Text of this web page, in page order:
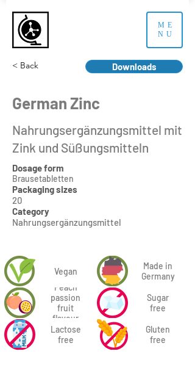
ME
NU
< Back Downloads
German Zinc
Nahrungsergänzungsmittel mit
Zink und Süßungsmitteln
Dosage form
Brausetabletten
Packaging sizes
20
Category
Nahrungsergänzungsmittel
Vegan
Made in
Germany
Peach
passion
fruit
flavour
Sugar
free
Lactose
free
Gluten
free